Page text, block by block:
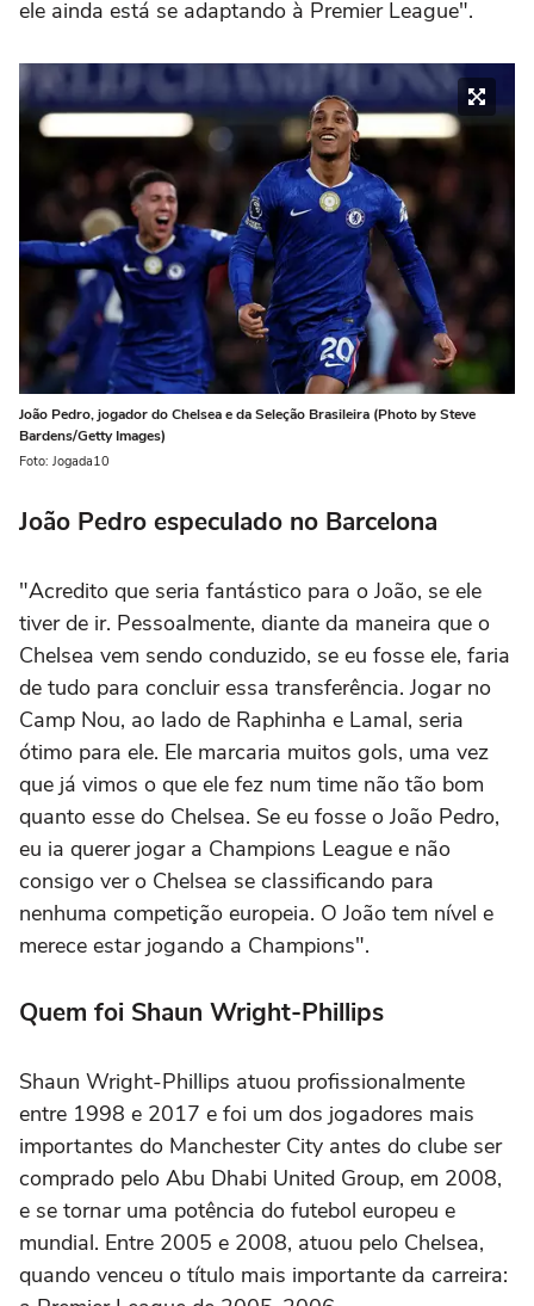
ele ainda está se adaptando à Premier League".
João Pedro, jogador do Chelsea e da Seleção Brasileira (Photo by Steve
Bardens/Getty Images)
Foto: Jogada10
João Pedro especulado no Barcelona
"Acredito que seria fantástico para o João, se ele
tiver de ir. Pessoalmente, diante da maneira que o
Chelsea vem sendo conduzido, se eu fosse ele, faria
de tudo para concluir essa transferência. Jogar no
Camp Nou, ao lado de Raphinha e Lamal, seria
ótimo para ele. Ele marcaria muitos gols, uma vez
que já vimos o que ele fez num time não tão bom
quanto esse do Chelsea. Se eu fosse o João Pedro,
eu ia querer jogar a Champions League e não
consigo ver o Chelsea se classificando para
nenhuma competição europeia. O João tem nível e
merece estar jogando a Champions".
Quem foi Shaun Wright-Phillips
Shaun Wright-Phillips atuou profissionalmente
entre 1998 e 2017 e foi um dos jogadores mais
importantes do Manchester City antes do clube ser
comprado pelo Abu Dhabi United Group, em 2008,
e se tornar uma potência do futebol europeu e
mundial. Entre 2005 e 2008, atuou pelo Chelsea,
quando venceu o título mais importante da carreira: